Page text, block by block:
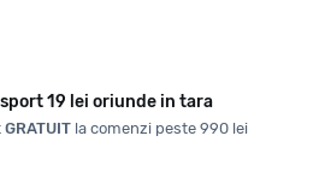
19 lei oriunde in tara
GRATUITla comenzi peste 990 lei